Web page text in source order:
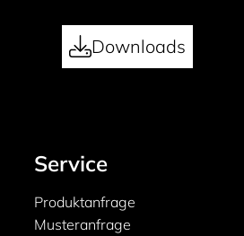
Downloads
Service
Produktanfrage
Musteranfrage